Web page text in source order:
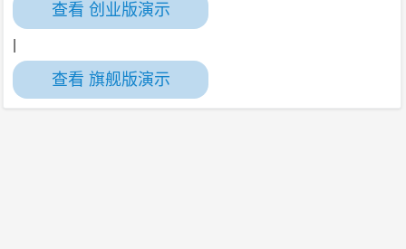
查看 创业版演示
查看 旗舰版演示